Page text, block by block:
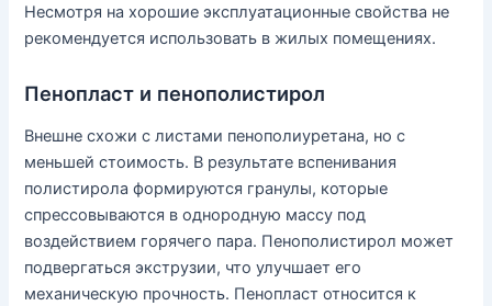
Несмотря на хорошие эксплуатационные свойства не
рекомендуется использовать в жилых помещениях.
Пенопласт и пенополистирол
Внешне схожи с листами пенополиуретана, но с
меньшей стоимость. В результате вспенивания
полистирола формируются гранулы, которые
спрессовываются в однородную массу под
воздействием горячего пара. Пенополистирол может
подвергаться экструзии, что улучшает его
механическую прочность. Пенопласт относится к